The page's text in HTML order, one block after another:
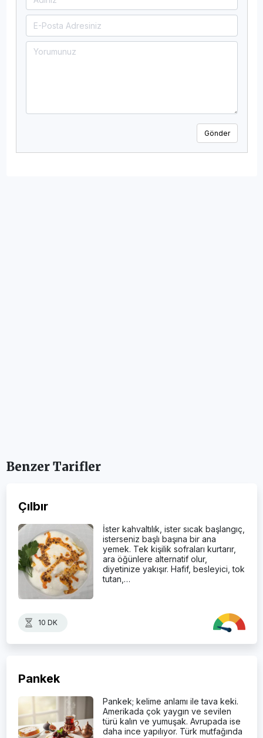
Gönder
Benzer Tarifler
Çılbır
İster kahvaltılık, ister sıcak başlangıç,
isterseniz başlı başına bir ana
yemek. Tek kişilik sofraları kurtarır,
ara öğünlere alternatif olur,
diyetinize yakışır. Hafif, besleyici, tok
tutan,…
10 DK
Pankek
Pankek; kelime anlamı ile tava keki.
Amerikada çok yaygın ve sevilen
türü kalın ve yumuşak. Avrupada ise
daha ince yapılıyor. Türk mutfağında